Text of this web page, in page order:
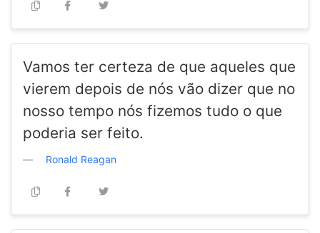
Vamos ter certeza de que aqueles que
vierem depois de nós vão dizer que no
nosso tempo nós fizemos tudo o que
poderia ser feito.
Ronald Reagan